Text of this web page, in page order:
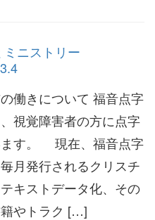
ニストリー
働きについて 福音点字
視覚障害者の方に点字
ます。 現在、福音点字
月発行されるクリスチ
キストデータ化、その
やトラク […]